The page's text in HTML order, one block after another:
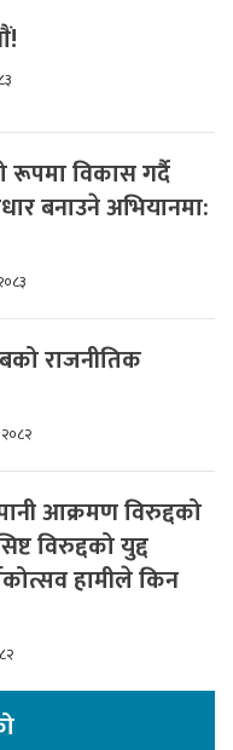
रूपमा विकास गर्दै
बनाउने अभियानमा:
राजनीतिक
आक्रमण विरुद्दको
विरुद्दको युद्द
हामीले किन